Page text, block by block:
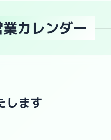
業カレンダー
します